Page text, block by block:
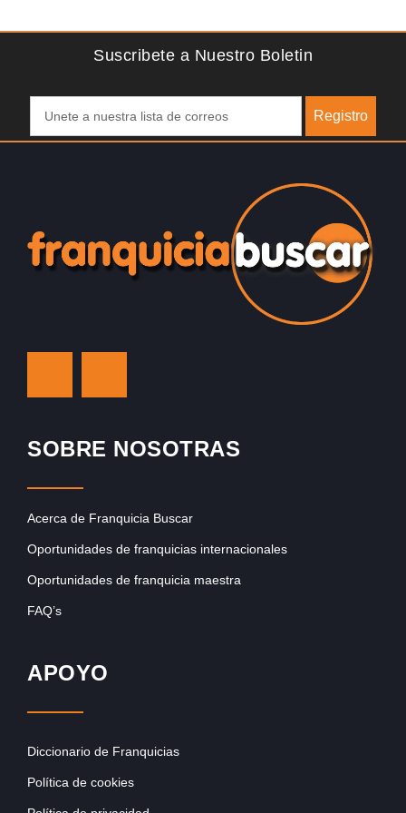
Suscribete a Nuestro Boletin
Registro
SOBRE NOSOTRAS
Acerca de Franquicia Buscar
Oportunidades de franquicias internacionales
Oportunidades de franquicia maestra
FAQ’s
APOYO
Diccionario de Franquicias
Política de cookies